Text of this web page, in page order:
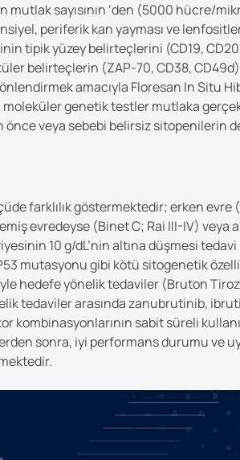
sayısının ‘den (5000 hücre/
periferik kan yayması ve
tipik yüzey belirteçlerini (CD19,
belirteçlerin (ZAP-70, CD38, CD49d)
amacıyla Floresan In Situ
moleküler genetik testler mutlaka
veya sebebi belirsiz sitopenilerin
farklılık göstermektedir; erken evre
evredeyse (Binet C; Rai III-IV) veya
10 g/dL’nin altına düşmesi tedavi
mutasyonu gibi kötü sitogenetik
hedefe yönelik tedaviler (Bruton
tedaviler arasında zanubrutinib,
sabit süreli
sonra, iyi performans durumu ve